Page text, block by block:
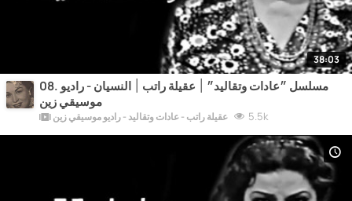
38:03
08. مسلسل ״عادات وتقاليد״ ׀ عقيلة راتب ׀ النسيان - راديو
موسيقي زين
عقيلة راتب - عادات وتقاليد - راديو موسيقي زين 5.5k